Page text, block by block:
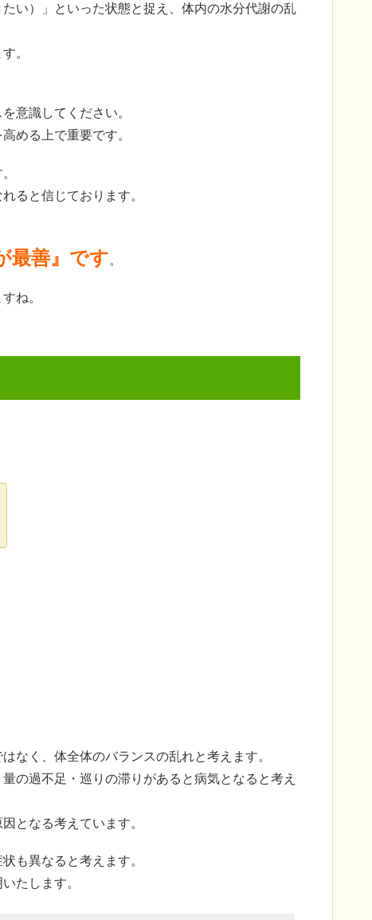
い）」といった状態と捉え、体内の水分代謝の乱
。
意識してください。
める上で重要です。
ると信じております。
最善』です。
ね。
なく、体全体のバランスの乱れと考えます。
の過不足・巡りの滞りがあると病気となると考え
となる考えています。
も異なると考えます。
たします。